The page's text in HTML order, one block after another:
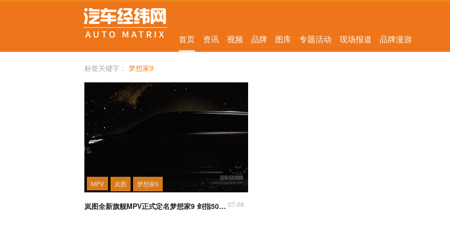
首页 资讯 视频 品牌 图库 专题活动 现场报道 品牌漫游
标签关键字： 梦想家9
MPV 岚图 梦想家9
岚图全新旗舰MPV正式定名梦想家9 剑指50万级高端市场 07-08